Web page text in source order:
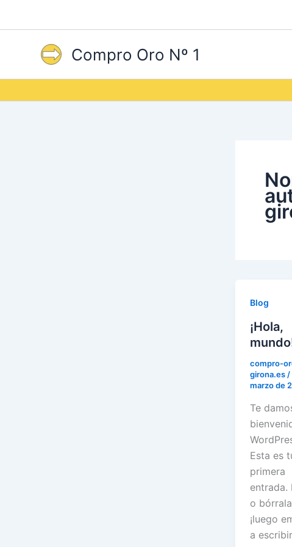
Compro Oro Nº 1
Blog
¡Hola,
compro-
girona.es /
marzo de
Te
Esta es
primera
entrada.
o
¡luego
a